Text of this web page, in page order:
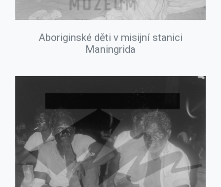
Aboriginské děti v misijní stanici
Maningrida